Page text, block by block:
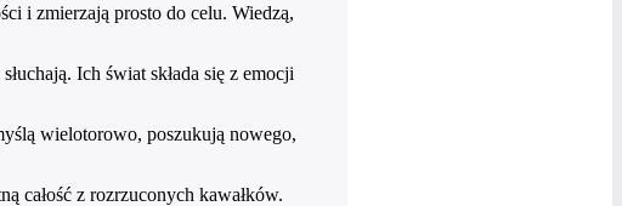
i zmierzają prosto do celu. Wiedzą,
Ich świat składa się z emocji
wielotorowo, poszukują nowego,
całość z rozrzuconych kawałków.